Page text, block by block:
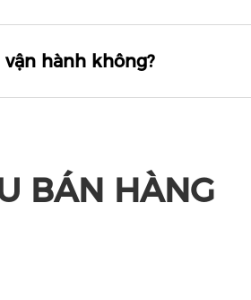
hành không?
BÁN HÀNG